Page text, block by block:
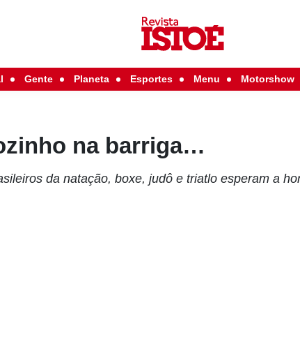
Gente Planeta Esportes Menu Motorshow
na barriga…
da natação, boxe, judô e triatlo esperam a